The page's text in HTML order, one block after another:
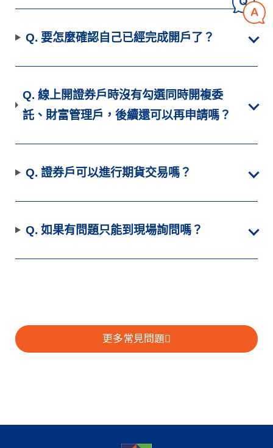
Q. 要怎麼確認自己已經完成開戶了？
Q. 線上開證券戶時沒有勾選同時開複委
託、財富管理戶，後續還可以再申請嗎？
Q. 證券戶可以進行期貨交易嗎？
Q. 如果有問題只能到現場詢問嗎？
更多常見問題